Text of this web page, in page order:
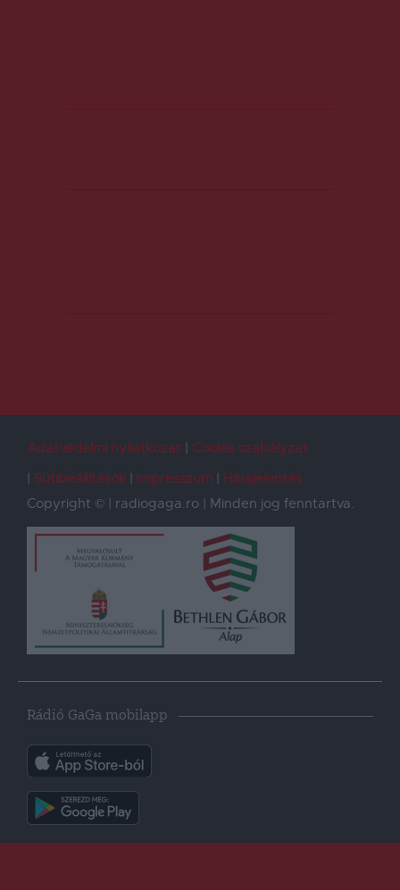
Adatvédelmi nyilatkozat
Cookie szabályzat
Sütibeállítások
Impresszum
Hibajelentés
Copyright © | radiogaga.ro | Minden jog fenntartva.
Rádió GaGa mobilapp